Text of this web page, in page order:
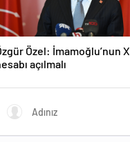
Özel: İmamoğlu’nun X
açılmalı